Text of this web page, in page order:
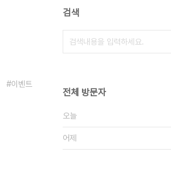
이벤트
검색
전체 방문자
오늘
어제